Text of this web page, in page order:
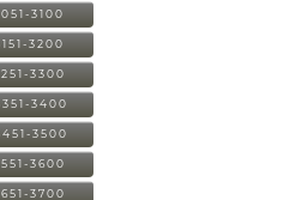
3100
3200
3300
3400
3500
3600
3700